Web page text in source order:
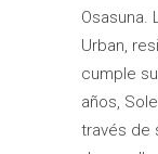
Osasuna.
Urban,
cumple
años,
través de